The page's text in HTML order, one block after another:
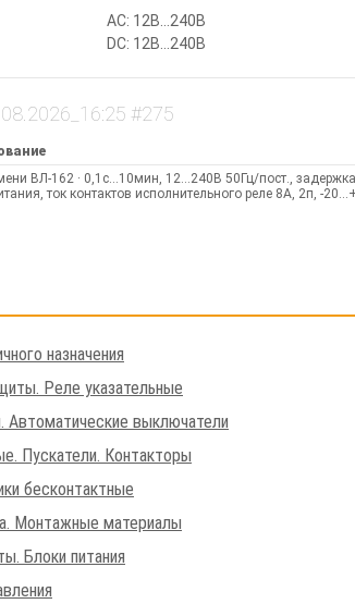
AC: 12В...240В
DC: 12В...240В
#275
ВЛ-162 · 0,1с…10мин, 12…240В 50Гц/пост.,
ток контактов исполнительного реле 8А, 2п, -
назначения
Реле указательные
Автоматические выключатели
Пускатели. Контакторы
бесконтактные
Монтажные материалы
Блоки питания